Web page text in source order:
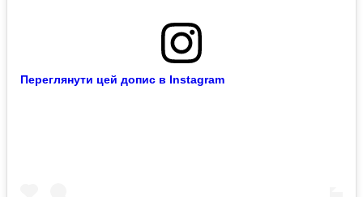
Переглянути цей допис в Instagram